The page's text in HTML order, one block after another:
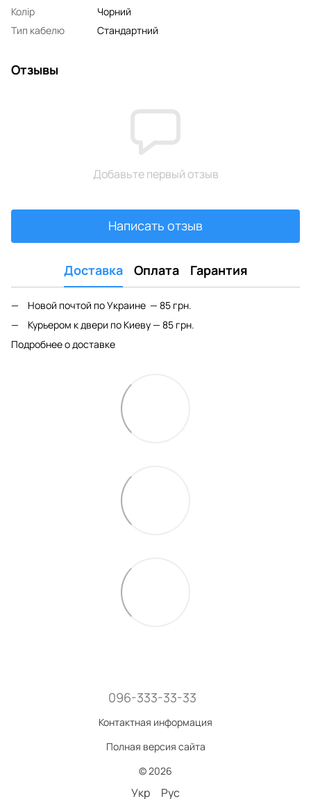
Колір
Чорний
Тип кабелю
Стандартний
Отзывы
Добавьте первый отзыв
Написать отзыв
Доставка Оплата Гарантия
Новой почтой по Украине — 85 грн.
Курьером к двери по Киеву — 85 грн.
Подробнее о доставке
096-333-33-33
Контактная информация
Полная версия сайта
© 2026
Укр Рус